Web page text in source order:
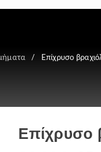
/ Επίχρυσο
Επίχρυσο